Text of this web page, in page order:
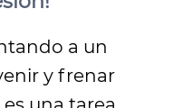
a un
y frenar